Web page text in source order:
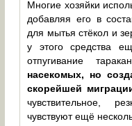
Многие хозяйки
добавляя его в
для мытья стёкол и
у этого средства
отпугивание
насекомых, но
скорейшей
чувствительное,
чувствуют ещё